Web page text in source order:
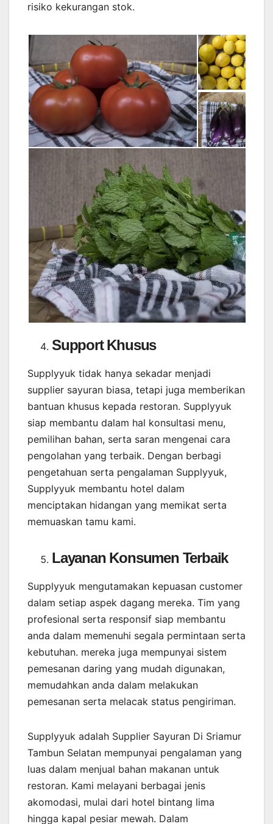
risiko kekurangan stok.
Support Khusus
Supplyyuk tidak hanya sekadar menjadi
supplier sayuran biasa, tetapi juga memberikan
bantuan khusus kepada restoran. Supplyyuk
siap membantu dalam hal konsultasi menu,
pemilihan bahan, serta saran mengenai cara
pengolahan yang terbaik. Dengan berbagi
pengetahuan serta pengalaman Supplyyuk,
Supplyyuk membantu hotel dalam
menciptakan hidangan yang memikat serta
memuaskan tamu kami.
Layanan Konsumen Terbaik
Supplyyuk mengutamakan kepuasan customer
dalam setiap aspek dagang mereka. Tim yang
profesional serta responsif siap membantu
anda dalam memenuhi segala permintaan serta
kebutuhan. mereka juga mempunyai sistem
pemesanan daring yang mudah digunakan,
memudahkan anda dalam melakukan
pemesanan serta melacak status pengiriman.
Supplyyuk adalah Supplier Sayuran Di Sriamur
Tambun Selatan mempunyai pengalaman yang
luas dalam menjual bahan makanan untuk
restoran. Kami melayani berbagai jenis
akomodasi, mulai dari hotel bintang lima
hingga kapal pesiar mewah. Dalam